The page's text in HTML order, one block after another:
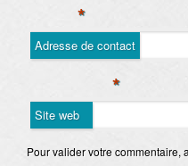
*
Adresse de contact
*
Site web
Pour valider votre commentaire,